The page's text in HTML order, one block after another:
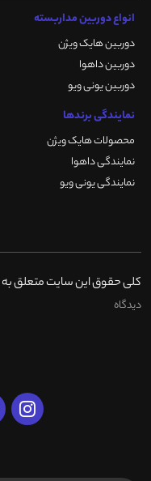
انواع دوربین مداربسته
دوربین هایک ویژن
دوربین داهوا
دوربین یونی ویو
نمایندگی برندها
محصولات هایک ویژن
نمایندگی داهوا
نمایندگی یونی ویو
کلی حقوق این سایت متعلق به
دیدگاه